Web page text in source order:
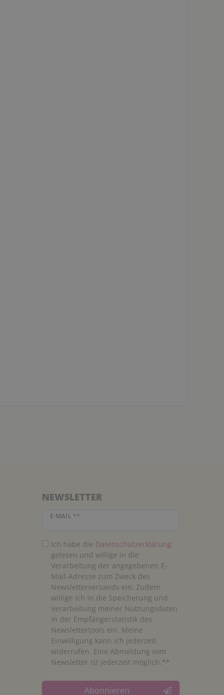
NEWSLETTER
E-MAIL **
Newsletter Honig
Ich habe die Daten­schutz­erklärung
gelesen und willige in die
Verarbeitung der angegebenen E-
Mail-Adresse zum Zweck des
Newsletterversands ein. Zudem
willige ich in die Speicherung und
Verarbeitung meiner Nutzungsdaten
in der Empfängerstatistik des
Newslettertools ein. Meine
Einwilligung kann ich jederzeit
widerrufen. Eine Abmeldung vom
Newsletter ist jederzeit möglich.**
Abonnieren